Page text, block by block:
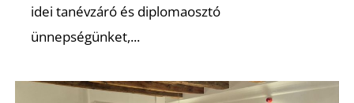
idei tanévzáró és diplomaosztó
ünnepségünket,...